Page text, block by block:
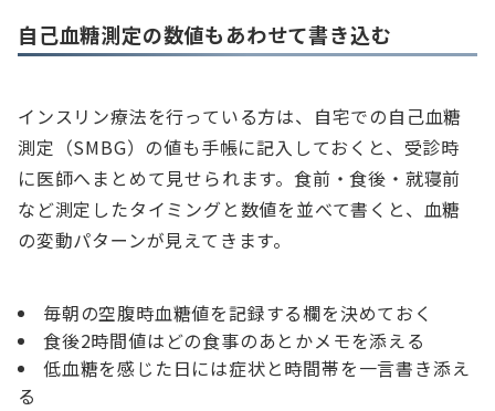
自己血糖測定の数値もあわせて書き込む
インスリン療法を行っている方は、自宅での自己血糖
測定（SMBG）の値も手帳に記入しておくと、受診時
に医師へまとめて見せられます。食前・食後・就寝前
など測定したタイミングと数値を並べて書くと、血糖
の変動パターンが見えてきます。
毎朝の空腹時血糖値を記録する欄を決めておく
食後2時間値はどの食事のあとかメモを添える
低血糖を感じた日には症状と時間帯を一言書き添え
る